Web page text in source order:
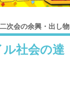
二次会の余興・出し物
社会の達